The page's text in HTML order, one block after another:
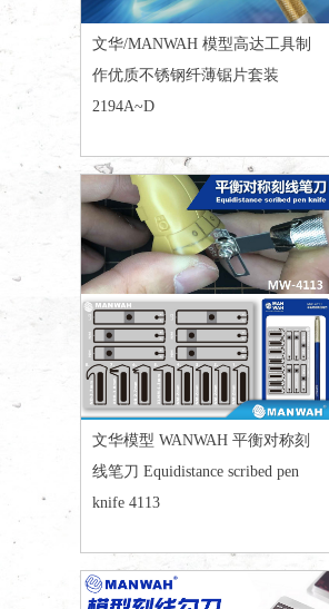
文华/MANWAH 模型高达工具制
作优质不锈钢纤薄锯片套装
2194A~D
文华模型 WANWAH 平衡对称刻
线笔刀 Equidistance scribed pen
knife 4113